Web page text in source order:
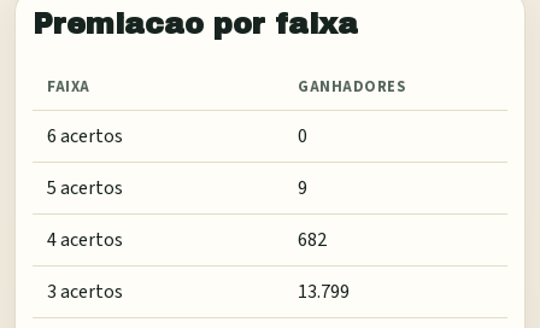
Premiacao por faixa
FAIXA GANHADORES
6 acertos
0
5 acertos
9
4 acertos
682
3 acertos
13.799